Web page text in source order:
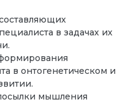
в задачах их
в онтогенетическом и
мышления